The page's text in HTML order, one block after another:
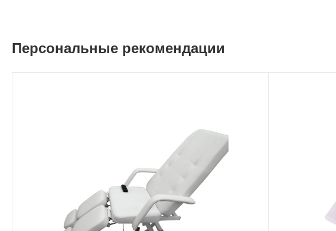
Персональные рекомендации